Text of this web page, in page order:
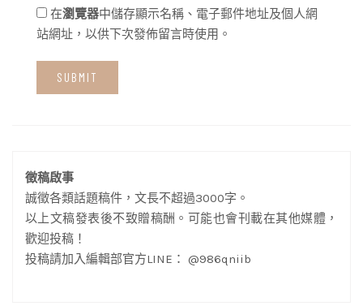
在瀏覽器中儲存顯示名稱、電子郵件地址及個人網
站網址，以供下次發佈留言時使用。
徵稿啟事
誠徵各類話題稿件，文長不超過3000字。
以上文稿發表後不致贈稿酬。可能也會刊載在其他媒體，
歡迎投稿！
投稿請加入編輯部官方LINE： @986qniib